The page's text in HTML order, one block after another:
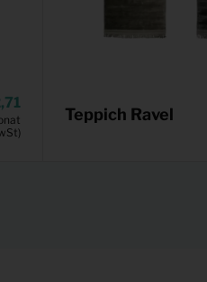
Teppich Ravel